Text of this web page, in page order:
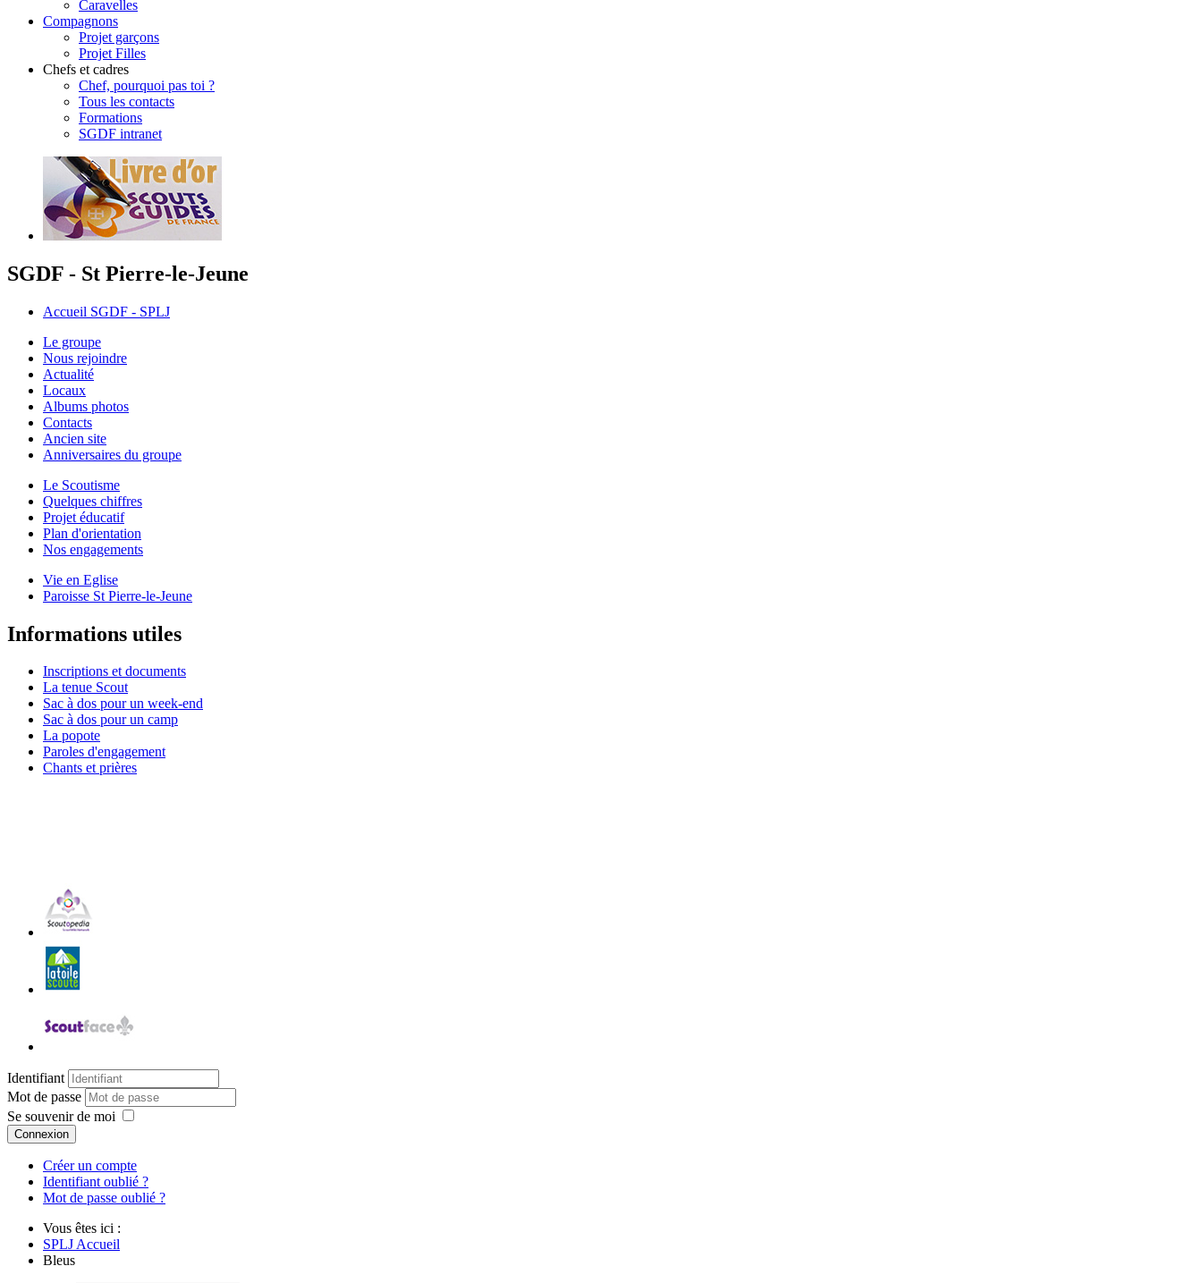
Caravelles
Compagnons
Projet garçons
Projet Filles
Chefs et cadres
Chef, pourquoi pas toi ?
Tous les contacts
Formations
SGDF intranet
SGDF - St Pierre-le-Jeune
Accueil SGDF - SPLJ
Le groupe
Nous rejoindre
Actualité
Locaux
Albums photos
Contacts
Ancien site
Anniversaires du groupe
Le Scoutisme
Quelques chiffres
Projet éducatif
Plan d'orientation
Nos engagements
Vie en Eglise
Paroisse St Pierre-le-Jeune
Informations utiles
Inscriptions et documents
La tenue Scout
Sac à dos pour un week-end
Sac à dos pour un camp
La popote
Paroles d'engagement
Chants et prières
Identifiant
Mot de passe
Se souvenir de moi
Connexion
Créer un compte
Identifiant oublié ?
Mot de passe oublié ?
Vous êtes ici :
SPLJ Accueil
Bleus